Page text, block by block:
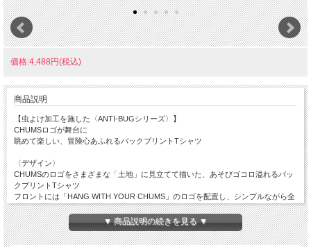
価格:4,488円(税込)
商品説明
【虫よけ加工を施した〈ANTI-BUGシリーズ〉】
CHUMSロゴが舞台に
眺めて楽しい、冒険心あふれるバックプリントTシャツ
〈デザイン〉
CHUMSのロゴをさまざまな「土地」に見立てて描いた、あそびゴコロ溢れるバッ
クプリントTシャツ
フロントには「HANG WITH YOUR CHUMS」のロゴを配置し、シンプルながら全
体のバランスを引き締めたデザインに仕上げました
バックプリントには、CHUMSロゴをそれぞれ異なるフィールドに見立て、川下
り、ボルダリング、宇宙旅行、ランニング、ピクニックなど、チャムスらしい多彩
なアウトドアアクティビティを楽しむブービーたちの姿を描いています
▼ 商品説明の続きを見る ▼